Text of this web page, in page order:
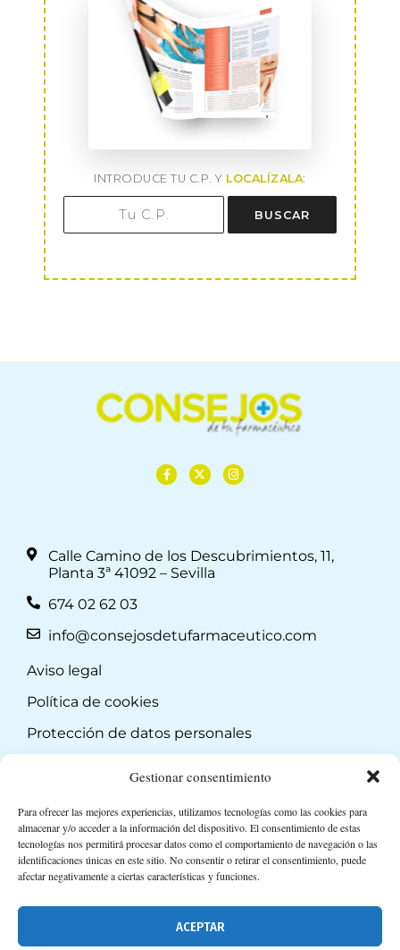
Gestionar consentimiento
Para ofrecer las mejores experiencias, utilizamos tecnologías como las cookies para
almacenar y/o acceder a la información del dispositivo. El consentimiento de estas
tecnologías nos permitirá procesar datos como el comportamiento de navegación o las
identificaciones únicas en este sitio. No consentir o retirar el consentimiento, puede
afectar negativamente a ciertas características y funciones.
ACEPTAR
INTRODUCE TU C.P. Y LOCALÍZALA:
BUSCAR
Calle Camino de los Descubrimientos, 11,
Planta 3ª 41092 – Sevilla
674 02 62 03
info@consejosdetufarmaceutico.com
Aviso legal
Política de cookies
Protección de datos personales